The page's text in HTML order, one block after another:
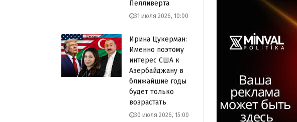
Пелливерта
31 июля 2026, 10:00
Ирина Цукерман:
Именно поэтому
интерес США к
Азербайджану в
ближайшие годы
будет только
возрастать
30 июля 2026, 15:00